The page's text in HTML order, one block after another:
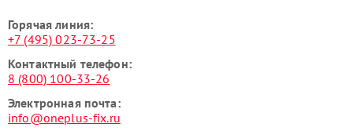
Горячая линия:
+7 (495) 023-73-25
Контактный телефон:
8 (800) 100-33-26
Электронная почта:
info@oneplus-fix.ru